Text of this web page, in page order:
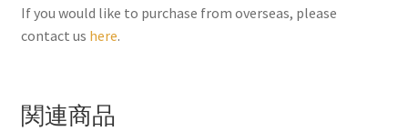
o
o
e
r
r
If you would like to purchase from overseas, please
contact us here.
関連商品